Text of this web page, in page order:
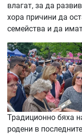
влагат, за да
хора причини да
семейства и да
Традиционно бяха
родени в